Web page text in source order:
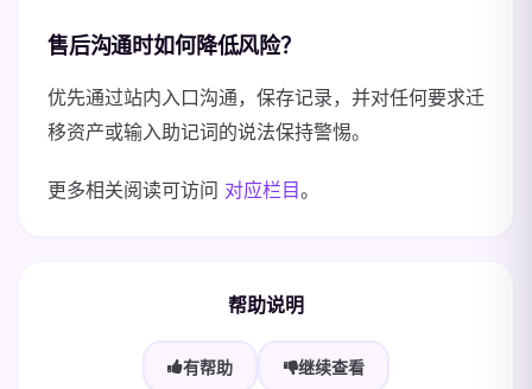
售后沟通时如何降低风险？
优先通过站内入口沟通，保存记录，并对任何要求迁
移资产或输入助记词的说法保持警惕。
更多相关阅读可访问 对应栏目。
帮助说明
有帮助 继续查看